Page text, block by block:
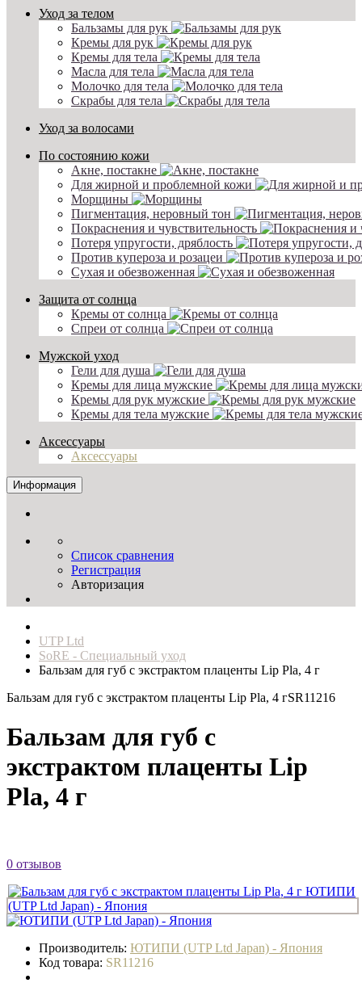
Уход за телом
Бальзамы для рук
Кремы для рук
Кремы для тела
Масла для тела
Молочко для тела
Скрабы для тела
Уход за волосами
По состоянию кожи
Акне, постакне
Для жирной и проблемной кожи
Морщины
Пигментация, неровный тон
Покраснения и чувствительность
Потеря упругости, дряблость
Против купероза и розацеи
Сухая и обезвоженная
Защита от солнца
Кремы от солнца
Спреи от солнца
Мужской уход
Гели для душа
Кремы для лица мужские
Кремы для рук мужские
Кремы для тела мужские
Аксессуары
Аксессуары
Информация
Список сравнения
Регистрация
Авторизация
UTP Ltd
SoRE - Специальный уход
Бальзам для губ с экстрактом плаценты Lip Pla, 4 г
Бальзам для губ с экстрактом плаценты Lip Pla, 4 гSR11216
Бальзам для губ с
экстрактом плаценты Lip
Pla, 4 г
0 отзывов
Производитель: ЮТИПИ (UTP Ltd Japan) - Япония
Код товара: SR11216